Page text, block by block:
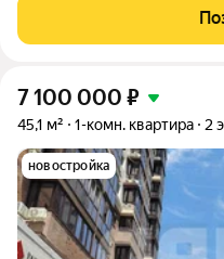
году. br br В квартире
укомплектован новой
7 100 000 ₽
45,1 м² 1-комн. квартира 2
новостройка